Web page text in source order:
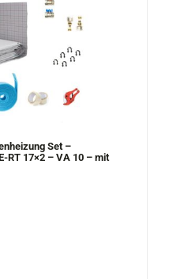
Set –
RT 17×2 – VA 10 – mit